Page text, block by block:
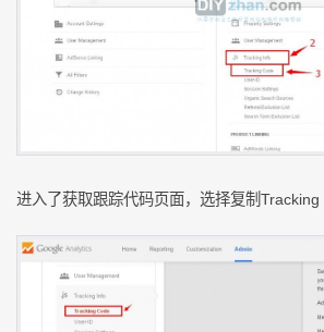
进入了获取跟踪代码页面，选择复制Tracking